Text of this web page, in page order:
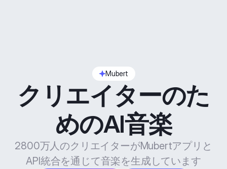
Mubert
クリエイターのた
めのAI音楽
2800万人のクリエイターがMubertアプリと
API統合を通じて音楽を生成しています